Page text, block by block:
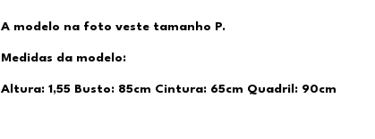
A modelo na foto veste tamanho P.
Medidas da modelo:
Altura: 1,55 Busto: 85cm Cintura: 65cm Quadril: 90cm